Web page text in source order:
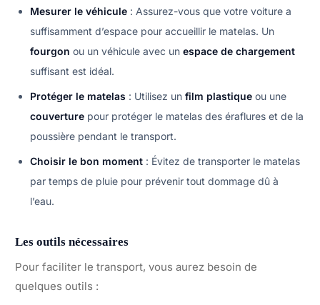
Mesurer le véhicule : Assurez-vous que votre voiture a
suffisamment d’espace pour accueillir le matelas. Un
fourgon ou un véhicule avec un espace de chargement
suffisant est idéal.
Protéger le matelas : Utilisez un film plastique ou une
couverture pour protéger le matelas des éraflures et de la
poussière pendant le transport.
Choisir le bon moment : Évitez de transporter le matelas
par temps de pluie pour prévenir tout dommage dû à
l’eau.
Les outils nécessaires
Pour faciliter le transport, vous aurez besoin de
quelques outils :